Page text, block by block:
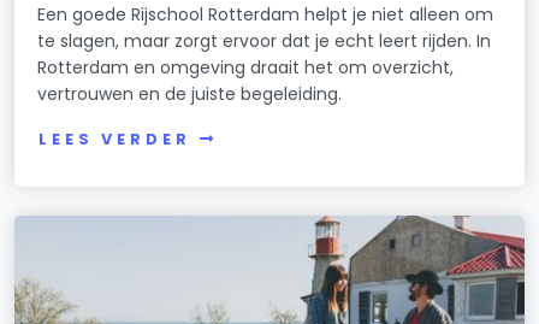
Een goede Rijschool Rotterdam helpt je niet alleen om
te slagen, maar zorgt ervoor dat je echt leert rijden. In
Rotterdam en omgeving draait het om overzicht,
vertrouwen en de juiste begeleiding.
LEES VERDER